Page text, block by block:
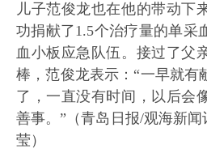
儿子范俊龙也在他的带动下
功捐献了1.5个治疗量的单采
血小板应急队伍。接过了父
棒，范俊龙表示：“一早就有
了，一直没有时间，以后会
善事。”（青岛日报/观海新
莹）